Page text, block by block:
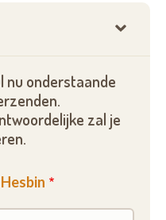
nu onderstaande
zal je